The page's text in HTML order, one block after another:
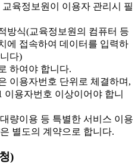
육정보원이 이용자 관리시 필
방식(교육정보원의 컴퓨터 등
에 접속하여 데이터를 입력하
다)
하여야 합니다.
이용자번호 단위로 체결하며,
이용자번호 이상이어야 합니
량이용 등 특별한 서비스 이용
별도의 계약으로 합니다.
)